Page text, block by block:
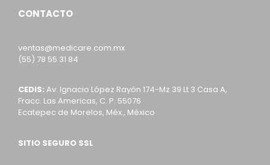
CONTACTO
ventas@medicare.com.mx
(55) 78 55 31 84
CEDIS: Av. Ignacio López Rayón 174-Mz 39 Lt 3 Casa A,
Fracc. Las Americas, C. P. 55076
Ecatepec de Morelos, Méx., México
SITIO SEGURO SSL